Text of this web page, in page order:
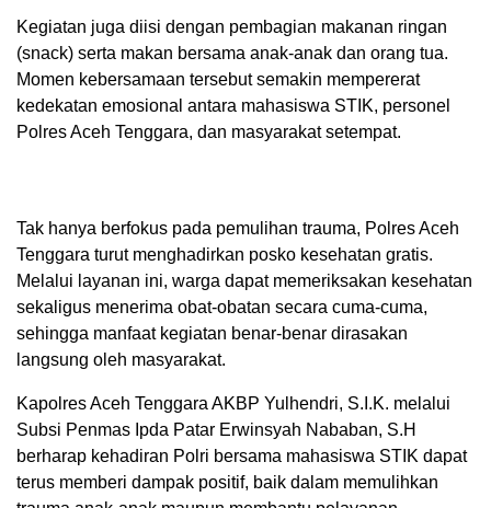
Kegiatan juga diisi dengan pembagian makanan ringan
(snack) serta makan bersama anak-anak dan orang tua.
Momen kebersamaan tersebut semakin mempererat
kedekatan emosional antara mahasiswa STIK, personel
Polres Aceh Tenggara, dan masyarakat setempat.
Tak hanya berfokus pada pemulihan trauma, Polres Aceh
Tenggara turut menghadirkan posko kesehatan gratis.
Melalui layanan ini, warga dapat memeriksakan kesehatan
sekaligus menerima obat-obatan secara cuma-cuma,
sehingga manfaat kegiatan benar-benar dirasakan
langsung oleh masyarakat.
Kapolres Aceh Tenggara AKBP Yulhendri, S.I.K. melalui
Subsi Penmas Ipda Patar Erwinsyah Nababan, S.H
berharap kehadiran Polri bersama mahasiswa STIK dapat
terus memberi dampak positif, baik dalam memulihkan